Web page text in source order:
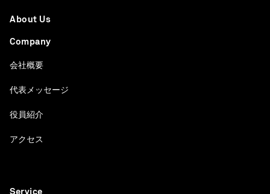
About Us
Company
会社概要
代表メッセージ
役員紹介
アクセス
Service